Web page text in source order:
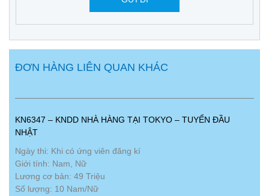
ĐƠN HÀNG LIÊN QUAN KHÁC
KN6347 – KNDD NHÀ HÀNG TẠI TOKYO – TUYỂN ĐẦU
NHẬT
Ngày thi: Khi có ứng viên đăng kí
Giới tính: Nam, Nữ
Lương cơ bản: 49 Triệu
Số lượng: 10 Nam/Nữ